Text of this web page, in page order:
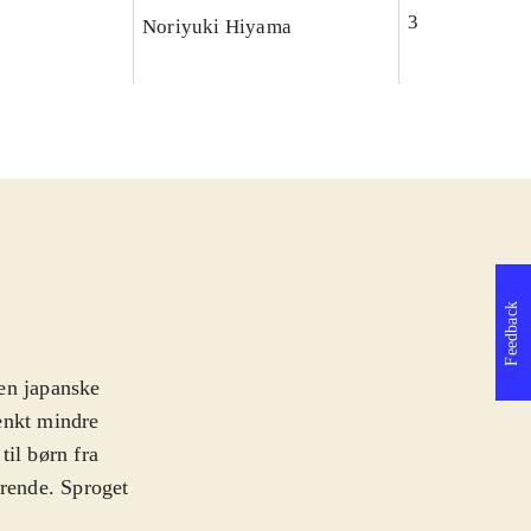
Noriyuki Hiyama
3
japanske
mindre
til børn fra
Sproget
Feedback